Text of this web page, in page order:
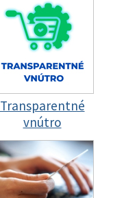
Transparentné
vnútro